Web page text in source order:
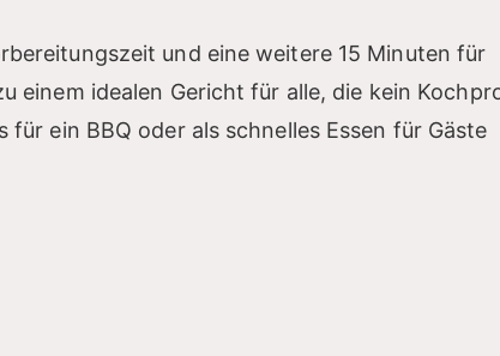
und eine weitere 15 Minuten für
einem idealen Gericht für alle, die kein
ein BBQ oder als schnelles Essen für Gäste